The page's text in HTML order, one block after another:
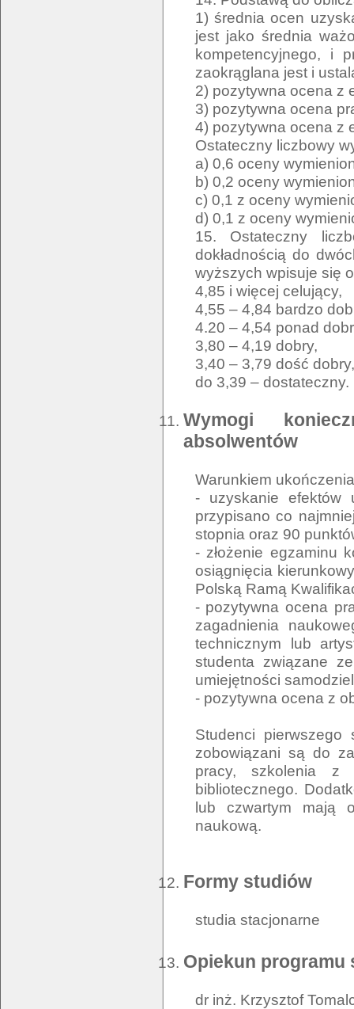
1) średnia ocen
jest jako średnia
kompetencyjnego, i
zaokrąglana jest i
2) pozytywna ocena z
3) pozytywna ocena
4) pozytywna ocena z
Ostateczny liczbowy
a) 0,6 oceny
b) 0,2 oceny
c) 0,1 z oceny
d) 0,1 z oceny
15. Ostateczny
dokładnością do
wyższych wpisuje się
4,85 i więcej celujący,
4,55 – 4,84 bardzo
4.20 – 4,54 ponad
3,80 – 4,19 dobry,
3,40 – 3,79 dość dobry,
do 3,39 – dostateczny.
Wymogi
absolwentów
Warunkiem
- uzyskanie efektów
przypisano co
stopnia oraz 90
- złożenie egzaminu
osiągnięcia
Polską Ramą
- pozytywna ocena
zagadnienia
technicznym lub
studenta związane
umiejętności
- pozytywna ocena z
Studenci
zobowiązani są do
pracy, szkolenia z
bibliotecznego.
lub czwartym mają
naukową.
Formy studiów
studia stacjonarne
Opiekun programu
dr inż. Krzysztof